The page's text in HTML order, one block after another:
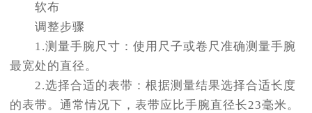
软布
调整步骤
1.测量手腕尺寸：使用尺子或卷尺准确测量手腕
最宽处的直径。
2.选择合适的表带：根据测量结果选择合适长度
的表带。通常情况下，表带应比手腕直径长23毫米。